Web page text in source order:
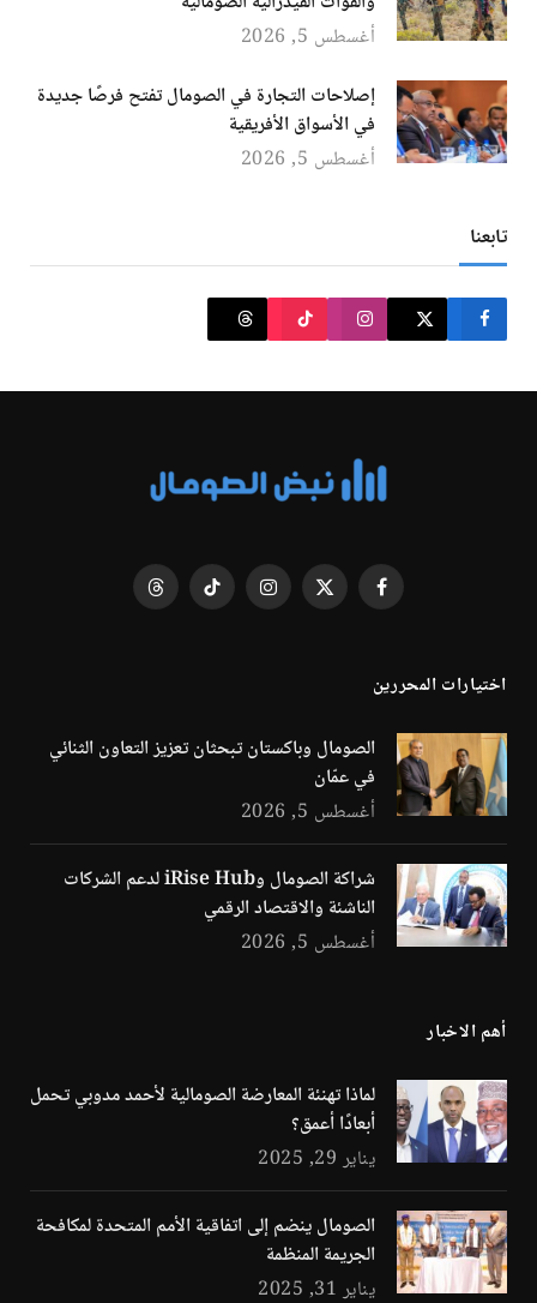
أغسطس 5, 2026
إصلاحات التجارة في الصومال تفتح فرصًا جديدة
في الأسواق الأفريقية
أغسطس 5, 2026
تابعنا
فيسبوك X
الانستغرامتيكتوك Threads
اختيارات المحررين
الصومال وباكستان تبحثان تعزيز التعاون الثنائي
في عمّان
أغسطس 5, 2026
شراكة الصومال وiRise Hub لدعم الشركات
الناشئة والاقتصاد الرقمي
أغسطس 5, 2026
أهم الاخبار
لماذا تهنئة المعارضة الصومالية لأحمد مدوبي تحمل
أبعادًا أعمق؟
يناير 29, 2025
الصومال ينضم إلى اتفاقية الأمم المتحدة لمكافحة
الجريمة المنظمة
يناير 31, 2025